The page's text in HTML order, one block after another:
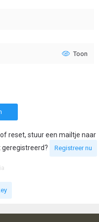
Toon
reset, stuur een mailtje naar
geregistreerd?
Registreer nu